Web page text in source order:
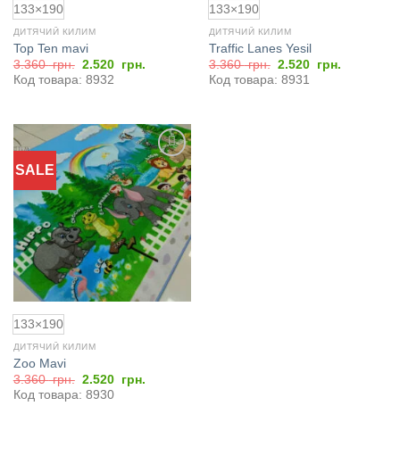
133×190
ДИТЯЧИЙ КИЛИМ
Top Ten mavi
3.360грн. Оригінальна
ціна:
3.360
2.520 грн.Поточна
Код товара: 8932
133×190
ДИТЯЧИЙ КИЛИМ
Traffic Lanes Yesil
3.360грн. Оригінальна
ціна:
3.360
2.520 грн.Поточна
Код товара: 8931
SALE
Додати
до
обраного
133×190
ДИТЯЧИЙ КИЛИМ
Zoo Mavi
3.360грн. Оригінальна
ціна:
3.360
2.520 грн.
Код товара: 8930